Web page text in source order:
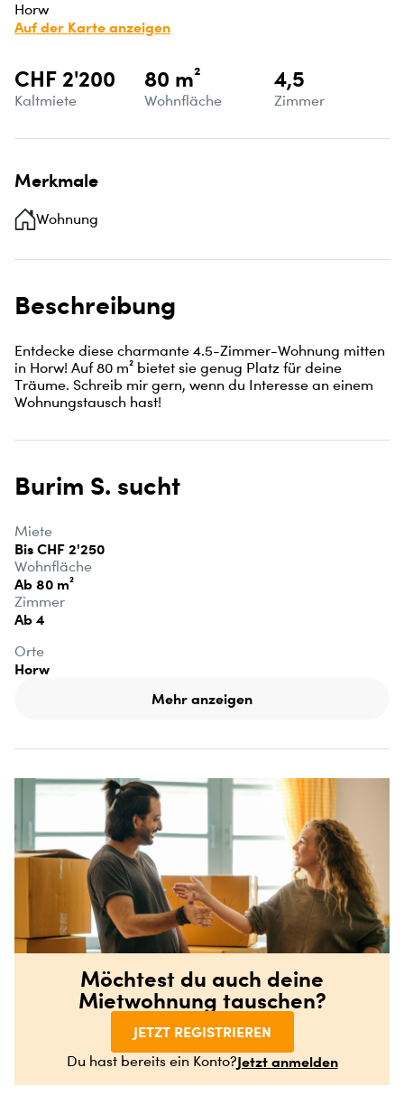
Horw
Auf der Karte anzeigen
CHF 2'200
Kaltmiete
80 m²
Wohnfläche
4,5
Zimmer
Merkmale
Wohnung
Beschreibung
Entdecke diese charmante 4.5-Zimmer-Wohnung mitten
in Horw! Auf 80 m² bietet sie genug Platz für deine
Träume. Schreib mir gern, wenn du Interesse an einem
Wohnungstausch hast!
Burim S. sucht
Miete
Bis CHF 2'250
Wohnfläche
Ab 80 m²
Zimmer
Ab 4
Orte
Horw
Mehr anzeigen
Möchtest du auch deine
Mietwohnung tauschen?
JETZT REGISTRIEREN
Du hast bereits ein Konto?Jetzt anmelden